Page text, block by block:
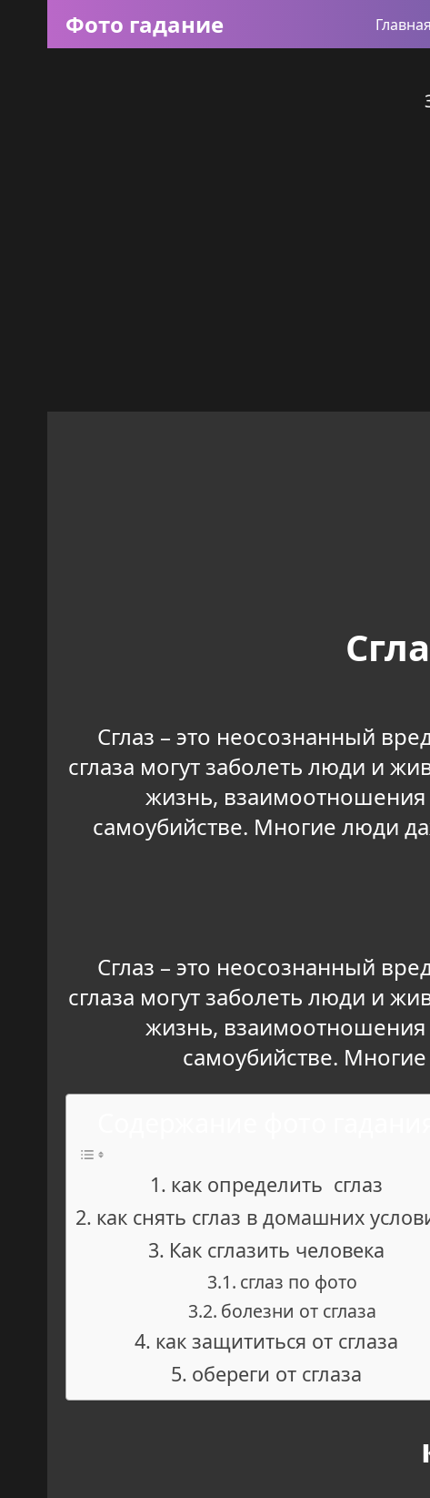
Фото гадание Главная
Сглаз – это неосознанный
сглаза могут заболеть люди и
жизнь,
самоубийстве. Многие люди
Сглаз – это неосознанный
сглаза могут заболеть люди и
жизнь,
самоубийстве.
как определить сглаз
как снять сглаз в домашних
Как сглазить человека
сглаз по фото
болезни от сглаза
как защититься от сглаза
обереги от сглаза